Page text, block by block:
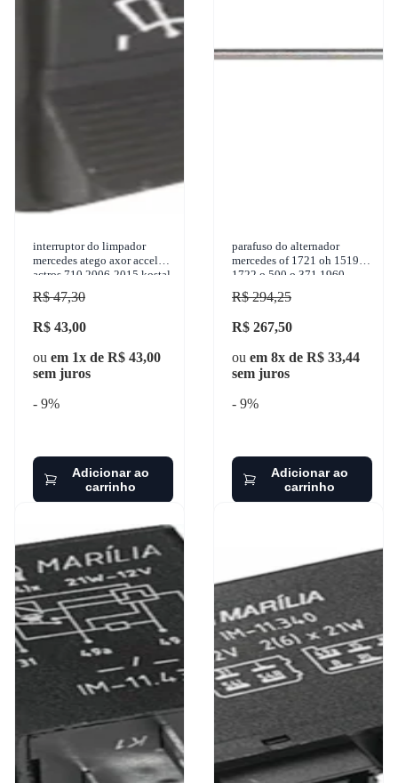
interruptor do limpador
mercedes atego axor accelo
actros 710 2006-2015 kostal
- 3833101
R$ 47,30
R$ 43,00
ou em 1x de R$ 43,00
sem juros
- 9%
Adicionar ao
carrinho
parafuso do alternador
mercedes of 1721 oh 1519 of
1722 o 500 o 371 1960-
2012 gbusch - 18647
R$ 294,25
R$ 267,50
ou em 8x de R$ 33,44
sem juros
- 9%
Adicionar ao
carrinho